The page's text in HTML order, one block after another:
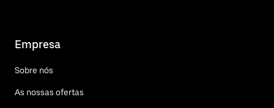
Empresa
Sobre nós
As nossas ofertas